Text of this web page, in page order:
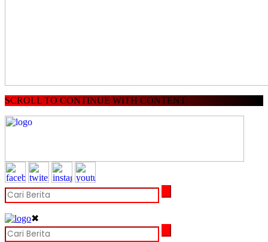
SCROLL TO CONTINUE WITH CONTENT
✖